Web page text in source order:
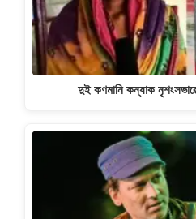
দুই কণমানি কন্যাক